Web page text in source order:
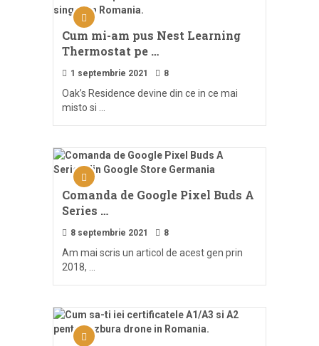
Cum mi-am pus Nest Learning
Thermostat pe …
1 septembrie 2021 8
Oak’s Residence devine din ce in ce mai
misto si …
Comanda de Google Pixel Buds A
Series …
8 septembrie 2021 8
Am mai scris un articol de acest gen prin
2018, …